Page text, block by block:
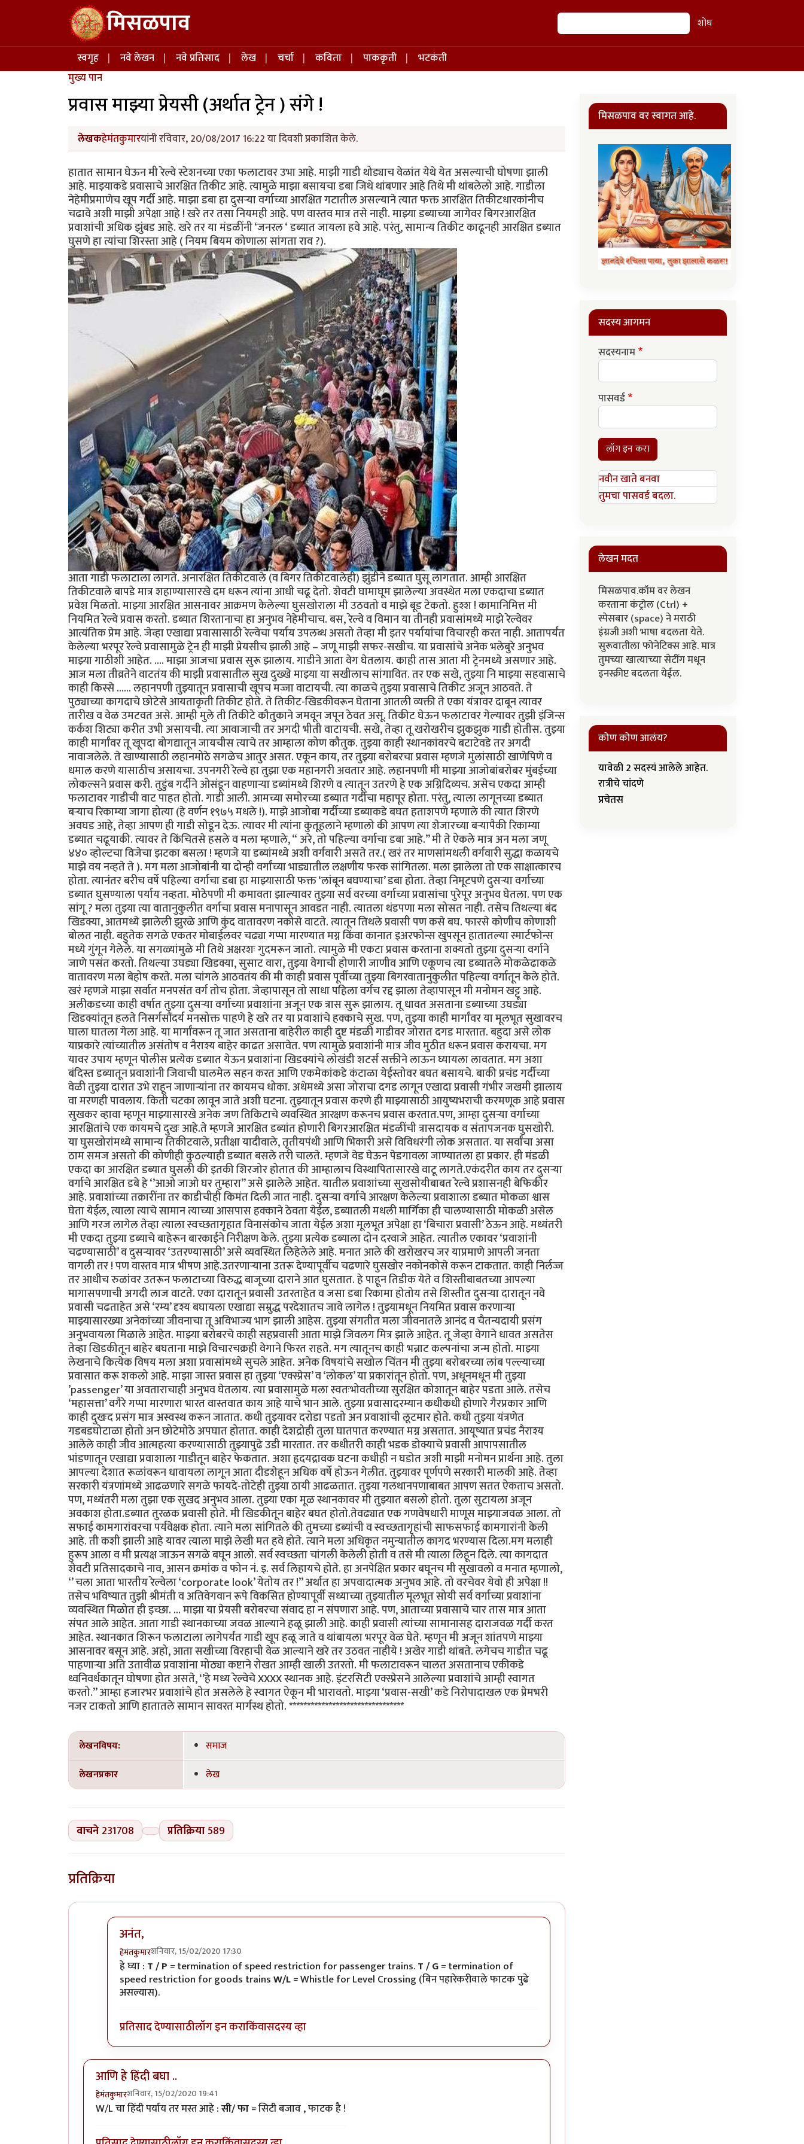
Skip to main content मिसळपाव शोध शोध
Main navigation
स्वगृह नवे लेखन नवे प्रतिसाद लेख चर्चा कविता पाककृती
भटकंती
मुख्य पान
प्रवास माझ्या प्रेयसी (अर्थात ट्रेन ) संगे !
लेखकहेमंतकुमारयांनी रविवार, 20/08/2017 16:22 या दिवशी प्रकाशित केले.
हातात सामान घेऊन मी रेल्वे स्टेशनच्या एका फलाटावर उभा आहे. माझी गाडी थोड्याच वेळांत येथे येत असल्याची घोषणा झाली
आहे. माझ्याकडे प्रवासाचे आरक्षित तिकीट आहे. त्यामुळे माझा बसायचा डबा जिथे थांबणार आहे तिथे मी थांबलेलो आहे. गाडीला
नेहेमीप्रमाणेच खूप गर्दी आहे. माझा डबा हा दुसऱ्या वर्गाच्या आरक्षित गटातील असल्याने त्यात फक्त आरक्षित तिकीटधारकांनीच
चढावे अशी माझी अपेक्षा आहे ! खरे तर तसा नियमही आहे. पण वास्तव मात्र तसे नाही. माझ्या डब्याच्या जागेवर बिगरआरक्षित
प्रवाशांची अधिक झुंबड आहे. खरे तर या मंडळींनी ‘जनरल ‘ डब्यात जायला हवे आहे. परंतु, सामान्य तिकीट काढूनही आरक्षित डब्यात
घुसणे हा त्यांचा शिरस्ता आहे ( नियम बियम कोणाला सांगता राव ?).
आता गाडी फलाटाला लागते. अनारक्षित तिकीटवाले (व बिगर तिकीटवालेही) झुंडीने डब्यात घुसू लागतात. आम्ही आरक्षित
तिकीटवाले बापडे मात्र शहाण्यासारखे दम धरून त्यांना आधी चढू देतो. शेवटी घामाघूम झालेल्या अवस्थेत मला एकदाचा डब्यात
प्रवेश मिळतो. माझ्या आरक्षित आसनावर आक्रमण केलेल्या घुसखोराला मी उठवतो व माझे बूड टेकतो. हुश्श ! कामानिमित्त मी
नियमित रेल्वे प्रवास करतो. डब्यात शिरतानाचा हा अनुभव नेहेमीचाच. बस, रेल्वे व विमान या तीनही प्रवासांमध्ये माझे रेल्वेवर
आत्यंतिक प्रेम आहे. जेव्हा एखाद्या प्रवासासाठी रेल्वेचा पर्याय उपलब्ध असतो तेव्हा मी इतर पर्यायांचा विचारही करत नाही. आतापर्यंत
केलेल्या भरपूर रेल्वे प्रवासामुळे ट्रेन ही माझी प्रेयसीच झाली आहे – जणू माझी सफर-सखीच. या प्रवासांचे अनेक भलेबुरे अनुभव
माझ्या गाठीशी आहेत. .... माझा आजचा प्रवास सुरू झालाय. गाडीने आता वेग घेतलाय. काही तास आता मी ट्रेनमध्ये असणार आहे.
आज मला तीव्रतेने वाटतंय की माझी प्रवासातील सुख दुख्खे माझ्या या सखीलाच सांगावित. तर एक सखे, तुझ्या नि माझ्या सहवासाचे
काही किस्से ...... लहानपणी तुझ्यातून प्रवासाची खूपच मज्जा वाटायची. त्या काळचे तुझ्या प्रवासाचे तिकीट अजून आठवते. ते
पुठ्याच्या कागदाचे छोटेसे आयताकृती तिकीट होते. ते तिकीट-खिडकीवरून घेताना आतली व्यक्ती ते एका यंत्रावर दाबून त्यावर
तारीख व वेळ उमटवत असे. आम्ही मुले ती तिकीटे कौतुकाने जमवून जपून ठेवत असू. तिकीट घेऊन फलाटावर गेल्यावर तुझी इंजिन्स
कर्कश शिट्या करीत उभी असायची. त्या आवाजाची तर अगदी भीती वाटायची. सखे, तेव्हा तू खरोखरीच झुकझुक गाडी होतीस. तुझ्या
काही मार्गांवर तू खूपदा बोगद्यातून जायचीस त्याचे तर आम्हाला कोण कौतुक. तुझ्या काही स्थानकांवरचे बटाटेवडे तर अगदी
नावाजलेले. ते खाण्यासाठी लहानमोठे सगळेच आतुर असत. एकून काय, तर तुझ्या बरोबरचा प्रवास म्हणजे मुलांसाठी खाणेपिणे व
धमाल करणे यासाठीच असायचा. उपनगरी रेल्वे हा तुझा एक महानगरी अवतार आहे. लहानपणी मी माझ्या आजोबांबरोबर मुंबईच्या
लोकल्सने प्रवास करी. तुडुंब गर्दीने ओसंडून वाहणाऱ्या डब्यांमध्ये शिरणे व त्यातून उतरणे हे एक अग्निदिव्यच. असेच एकदा आम्ही
फलाटावर गाडीची वाट पाहत होतो. गाडी आली. आमच्या समोरच्या डब्यात गर्दीचा महापूर होता. परंतु, त्याला लागूनच्या डब्यात
बऱ्याच रिकाम्या जागा होत्या (हे वर्णन १९७५ मधले !). माझे आजोबा गर्दीच्या डब्याकडे बघत हताशपणे म्हणाले की त्यात शिरणे
अवघड आहे, तेव्हा आपण ही गाडी सोडून देऊ. त्यावर मी त्यांना कुतूहलाने म्हणालो की आपण त्या शेजारच्या बऱ्यापैकी रिकाम्या
डब्यात चढूयाकी. त्यावर ते किंचितसे हसले व मला म्हणाले, “ अरे, तो पहिल्या वर्गाचा डबा आहे.’’ मी ते ऐकले मात्र अन मला जणू
४४० व्होल्टचा विजेचा झटका बसला ! म्हणजे या डब्यांमध्ये अशी वर्गवारी असते तर.( खरं तर माणसांमधली वर्गवारी सुद्धा कळायचे
माझे वय नव्हते ते ). मग मला आजोबांनी या दोन्ही वर्गांच्या भाड्यातील लक्षणीय फरक सांगितला. मला झालेला तो एक साक्षात्कारच
होता. त्यानंतर बरीच वर्षे पहिल्या वर्गाचा डबा हा माझ्यासाठी फक्त ‘लांबून बघण्याचा’ डबा होता. तेव्हा निमूटपणे दुसऱ्या वर्गाच्या
डब्यात घुसण्याला पर्याय नव्हता. मोठेपणी मी कमावता झाल्यावर तुझ्या सर्व वरच्या वर्गाच्या प्रवासांचा पुरेपूर अनुभव घेतला. पण एक
सांगू ? मला तुझ्या त्या वातानुकुलीत वर्गाचा प्रवास मनापासून आवडत नाही. त्यातला थंडपणा मला सोसत नाही. तसेच तिथल्या बंद
खिडक्या, आतमध्ये झालेली झुरळे आणि कुंद वातावरण नकोसे वाटते. त्यातून तिथले प्रवासी पण कसे बघ. फारसे कोणीच कोणाशी
बोलत नाही. बहुतेक सगळे एकतर मोबाईलवर चढ्या गप्पा मारण्यात मग्न किंवा कानात इअरफोन्स खुपसून हातातल्या स्मार्टफोन्स
मध्ये गुंगून गेलेले. या सगळ्यांमुळे मी तिथे अक्षरशः गुदमरून जातो. त्यामुळे मी एकटा प्रवास करताना शक्यतो तुझ्या दुसऱ्या वर्गाने
जाणे पसंत करतो. तिथल्या उघड्या खिडक्या, सुसाट वारा, तुझ्या वेगाची होणारी जाणीव आणि एकूणच त्या डब्यातले मोकळेढाकळे
वातावरण मला बेहोष करते. मला चांगले आठवतंय की मी काही प्रवास पूर्वीच्या तुझ्या बिगरवातानुकुलीत पहिल्या वर्गातून केले होते.
खरं म्हणजे माझा सर्वात मनपसंत वर्ग तोच होता. जेव्हापासून तो साधा पहिला वर्गच रद्द झाला तेव्हापासून मी मनोमन खट्टू आहे.
अलीकडच्या काही वर्षात तुझ्या दुसऱ्या वर्गाच्या प्रवाशांना अजून एक त्रास सुरू झालाय. तू धावत असताना डब्याच्या उघड्या
खिडक्यांतून हलते निसर्गसौंदर्य मनसोक्त पाहणे हे खरे तर या प्रवाशांचे हक्काचे सुख. पण, तुझ्या काही मार्गांवर या मूलभूत सुखावरच
घाला घातला गेला आहे. या मार्गांवरून तू जात असताना बाहेरील काही दुष्ट मंडळी गाडीवर जोरात दगड मारतात. बहुदा असे लोक
याप्रकारे त्यांच्यातील असंतोष व नैराश्य बाहेर काढत असावेत. पण त्यामुळे प्रवाशांनी मात्र जीव मुठीत धरून प्रवास करायचा. मग
यावर उपाय म्हणून पोलीस प्रत्येक डब्यात येऊन प्रवाशांना खिडक्यांचे लोखंडी शटर्स सक्तीने लाऊन घ्यायला लावतात. मग अशा
बंदिस्त डब्यातून प्रवाशांनी जिवाची घालमेल सहन करत आणि एकमेकांकडे कंटाळा येईस्तोवर बघत बसायचे. बाकी प्रचंड गर्दीच्या
वेळी तुझ्या दारात उभे राहून जाणाऱ्यांना तर कायमच धोका. अधेमध्ये असा जोराचा दगड लागून एखादा प्रवासी गंभीर जखमी झालाय
वा मरणही पावलाय. किती चटका लावून जाते अशी घटना. तुझ्यातून प्रवास करणे ही माझ्यासाठी आयुष्यभराची करमणूक आहे प्रवास
सुखकर व्हावा म्हणून माझ्यासारखे अनेक जण तिकिटाचे व्यवस्थित आरक्षण करूनच प्रवास करतात.पण, आम्हा दुसऱ्या वर्गाच्या
आरक्षितांचे एक कायमचे दुखः आहे.ते म्हणजे आरक्षित डब्यांत होणारी बिगरआरक्षित मंडळींची त्रासदायक व संतापजनक घुसखोरी.
या घुसखोरांमध्ये सामान्य तिकीटवाले, प्रतीक्षा यादीवाले, तृतीयपंथी आणि भिकारी असे विविधरंगी लोक असतात. या सर्वांचा असा
ठाम समज असतो की कोणीही कुठल्याही डब्यात बसले तरी चालते. म्हणजे वेड घेऊन पेडगावला जाण्यातला हा प्रकार. ही मंडळी
एकदा का आरक्षित डब्यात घुसली की इतकी शिरजोर होतात की आम्हालाच विस्थापितासारखे वाटू लागते.एकंदरीत काय तर दुसऱ्या
वर्गाचे आरक्षित डबे हे ‘’आओ जाओ घर तुम्हारा’’ असे झालेले आहेत. यातील प्रवाशांच्या सुखसोयीबाबत रेल्वे प्रशासनही बेफिकीर
आहे. प्रवाशांच्या तक्रारींना तर काडीचीही किमंत दिली जात नाही. दुसऱ्या वर्गाचे आरक्षण केलेल्या प्रवाशाला डब्यात मोकळा श्वास
घेता येईल, त्याला त्याचे सामान त्याच्या आसपास हक्काने ठेवता येईल, डब्यातली मधली मार्गिका ही चालण्यासाठी मोकळी असेल
आणि गरज लागेल तेव्हा त्याला स्वच्छतागृहात विनासंकोच जाता येईल अशा मूलभूत अपेक्षा हा ‘बिचारा प्रवासी’ ठेऊन आहे. मध्यंतरी
मी एकदा तुझ्या डब्याचे बाहेरून बारकाईने निरीक्षण केले. तुझ्या प्रत्येक डब्याला दोन दरवाजे आहेत. त्यातील एकावर ‘प्रवाशांनी
चढण्यासाठी’ व दुसऱ्यावर ‘उतरण्यासाठी’ असे व्यवस्थित लिहेलेले आहे. मनात आले की खरोखरच जर याप्रमाणे आपली जनता
वागली तर ! पण वास्तव मात्र भीषण आहे.उतरणाऱ्याना उतरू देण्यापूर्वीच चढणारे घुसखोर नकोनकोसे करून टाकतात. काही निर्लज्ज
तर आधीच रुळांवर उतरून फलाटाच्या विरुद्ध बाजूच्या दाराने आत घुसतात. हे पाहून तिडीक येते व शिस्तीबाबतच्या आपल्या
मागासपणाची अगदी लाज वाटते. एका दारातून प्रवासी उतरताहेत व जसा डबा रिकामा होतोय तसे शिस्तीत दुसऱ्या दारातून नवे
प्रवासी चढताहेत असे ‘रम्य’ दृश्य बघायला एखाद्या सम्रुद्ध परदेशातच जावे लागेल ! तुझ्यामधून नियमित प्रवास करणाऱ्या
माझ्यासारख्या अनेकांच्या जीवनाचा तू अविभाज्य भाग झाली आहेस. तुझ्या संगतीत मला जीवनातले आनंद व चैतन्यदायी प्रसंग
अनुभवायला मिळाले आहेत. माझ्या बरोबरचे काही सहप्रवासी आता माझे जिवलग मित्र झाले आहेत. तू जेव्हा वेगाने धावत असतेस
तेव्हा खिडकीतून बाहेर बघताना माझे विचारचक्रही वेगाने फिरत राहते. मग त्यातूनच काही भन्नाट कल्पनांचा जन्म होतो. माझ्या
लेखनाचे कित्येक विषय मला अशा प्रवासांमध्ये सुचले आहेत. अनेक विषयांचे सखोल चिंतन मी तुझ्या बरोबरच्या लांब पल्ल्याच्या
प्रवासात करू शकलो आहे. माझा जास्त प्रवास हा तुझ्या ‘एक्स्प्रेस’ व ‘लोकल’ या प्रकारांतून होतो. पण, अधूनमधून मी तुझ्या
’passenger’ या अवताराचाही अनुभव घेतलाय. त्या प्रवासामुळे मला स्वतःभोवतीच्या सुरक्षित कोशातून बाहेर पडता आले. तसेच
‘महासत्ता’ वगैरे गप्पा मारणारा भारत वास्तवात काय आहे याचे भान आले. तुझ्या प्रवासादरम्यान कधीकधी होणारे गैरप्रकार आणि
काही दुखःद प्रसंग मात्र अस्वस्थ करून जातात. कधी तुझ्यावर दरोडा पडतो अन प्रवाशांची लूटमार होते. कधी तुझ्या यंत्रणेत
गडबडघोटाळा होतो अन छोटेमोठे अपघात होतात. काही देशद्रोही तुला घातपात करण्यात मग्न असतात. आयूष्यात प्रचंड नैराश्य
आलेले काही जीव आत्महत्या करण्यासाठी तुझ्यापुढे उडी मारतात. तर कधीतरी काही भडक डोक्याचे प्रवासी आपापसातील
भांडणातून एखाद्या प्रवाशाला गाडीतून बाहेर फेकतात. अशा हृदयद्रावक घटना कधीही न घडोत अशी माझी मनोमन प्रार्थना आहे. तुला
आपल्या देशात रूळांवरून धावायला लागून आता दीडशेहून अधिक वर्षे होऊन गेलीत. तुझ्यावर पूर्णपणे सरकारी मालकी आहे. तेव्हा
सरकारी यंत्रणांमध्ये आढळणारे सगळे फायदे-तोटेही तुझ्या ठायी आढळतात. तुझ्या गलथानपणाबाबत आपण सतत ऐकताच असतो.
पण, मध्यंतरी मला तुझा एक सुखद अनुभव आला. तुझ्या एका मूळ स्थानकावर मी तुझ्यात बसलो होतो. तुला सुटायला अजून
अवकाश होता.डब्यात तुरळक प्रवासी होते. मी खिडकीतून बाहेर बघत होतो.तेवढ्यात एक गणवेषधारी माणूस माझ्याजवळ आला. तो
सफाई कामगारांवरचा पर्यवेक्षक होता. त्याने मला सांगितले की तुमच्या डब्यांची व स्वच्छतागृहांची साफसफाई कामगारांनी केली
आहे. ती कशी झाली आहे यावर त्याला माझे लेखी मत हवे होते. त्याने मला अधिकृत नमुन्यातील कागद भरण्यास दिला.मग मलाही
हुरूप आला व मी प्रत्यक्ष जाऊन सगळे बघून आलो. सर्व स्वच्छता चांगली केलेली होती व तसे मी त्याला लिहून दिले. त्या कागदात
शेवटी प्रतिसादकाचे नाव, आसन क्रमांक व फोन नं. इ. सर्व लिहायचे होते. हा अनपेक्षित प्रकार बघूनच मी सुखावलो व मनात म्हणालो,
‘’ चला आता भारतीय रेल्वेला ‘corporate look’ येतोय तर !” अर्थात हा अपवादात्मक अनुभव आहे. तो वरचेवर येवो ही अपेक्षा !!
तसेच भविष्यात तुझी श्रीमंती व अतिवेगवान रूपे विकसित होण्यापूर्वी सध्याच्या तुझ्यातील मूलभूत सोयी सर्व वर्गाच्या प्रवाशांना
व्यवस्थित मिळोत ही इच्छा. ... माझा या प्रेयसी बरोबरचा संवाद हा न संपणारा आहे. पण, आताच्या प्रवासाचे चार तास मात्र आता
संपत आले आहेत. आता गाडी स्थानकाच्या जवळ आल्याने हळू झाली आहे. काही प्रवासी त्यांच्या सामानासह दाराजवळ गर्दी करत
आहेत. स्थानकात शिरून फलाटाला लागेपर्यंत गाडी खूप हळू जाते व थांबायला भरपूर वेळ घेते. म्हणून मी अजून शांतपणे माझ्या
आसनावर बसून आहे. अहो, आता सखीच्या विरहाची वेळ आल्याने खरे तर उठवत नाहीये ! अखेर गाडी थांबते. लगेचच गाडीत चढू
पाहणाऱ्या अति उतावीळ प्रवाशांना मोठ्या कष्टाने रोखत आम्ही खाली उतरतो. मी फलाटावरून चालत असतानाच एकीकडे
ध्वनिवर्धकातून घोषणा होत असते, ‘’हे मध्य रेल्वेचे XXXX स्थानक आहे. इंटरसिटी एक्स्प्रेसने आलेल्या प्रवाशांचे आम्ही स्वागत
करतो.’’ आम्हा हजारभर प्रवाशांचे होत असलेले हे स्वागत ऐकून मी भारावतो. माझ्या ‘प्रवास-सखी’ कडे निरोपादाखल एक प्रेमभरी
नजर टाकतो आणि हातातले सामान सावरत मार्गस्थ होतो. ********************************
लेखनविषय:
समाज
लेखनप्रकार
लेख
वाचने 231708 प्रतिक्रिया589
प्रतिक्रिया
अनंत,
हेमंतकुमारशनिवार, 15/02/2020 17:30
In reply toरेल्वे रुळांच्याbyअनन्त्_यात्री
हे घ्या : T / P = termination of speed restriction for passenger trains.T / G= termination of
speed restriction for goods trainsW/L= Whistle for Level Crossing (बिन पहारेकरीवाले फाटक पुढे
असल्यास).
प्रतिसाद देण्यासाठीलॉग इन कराकिंवासदस्य व्हा
आणि हे हिंदी बघा ..
हेमंतकुमारशनिवार, 15/02/2020 19:41
W/L चा हिंदी पर्याय तर मस्त आहे :सी/ फा= सिटी बजाव , फाटक है !
मिसळपाव वर स्वागत आहे.
सदस्य आगमन
सदस्यनाम
पासवर्ड
लॉग इन करा
नवीन खाते बनवा
तुमचा पासवर्ड बदला.
लेखन मदत
मिसळपाव.कॉम वर लेखन
करताना कंट्रोल (Ctrl) +
स्पेसबार (space) ने मराठी
इंग्रजी अशी भाषा बदलता येते.
सुरूवातीला फोनेटिक्स आहे. मात्र
तुमच्या खात्याच्या सेटींग मधून
इनस्क्रीप्ट बदलता येईल.
कोण कोण आलंय?
यावेळी 2 सदस्यं आलेले आहेत.
रात्रीचे चांदणे
प्रचेतस